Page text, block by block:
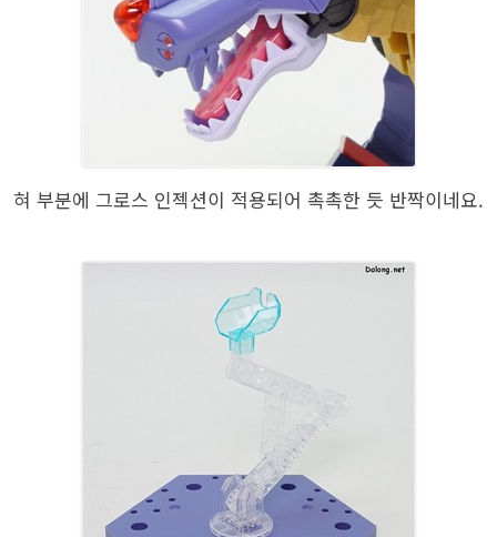
혀 부분에 그로스 인젝션이 적용되어 촉촉한 듯 반짝이네요.